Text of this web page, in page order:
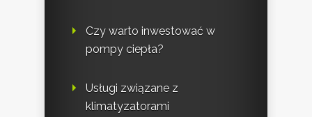
Czy warto inwestować w
pompy ciepła?
Usługi związane z
klimatyzatorami